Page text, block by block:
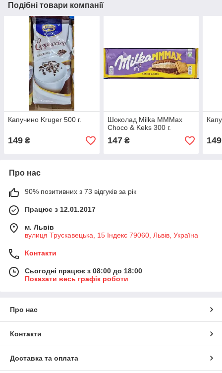
Подібні товари компанії
Капучино Kruger 500 г.
149 ₴
Шоколад Milka MMMax
Choco & Keks 300 г.
147₴ 149
Про нас
90% позитивних з 73 відгуків за рік
Працює з 12.01.2017
м. Львів
вулиця Трускавецька, 15 Індекс 79060, Львів, Україна
Контакти
Сьогодні працює з 08:00 до 18:00
Показати весь графік роботи
Про нас
Контакти
Доставка та оплата